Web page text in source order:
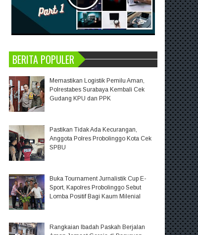
BERITA POPULER
Memastikan Logistik Pemilu Aman,
Polrestabes Surabaya Kembali Cek
Gudang KPU dan PPK
Pastikan Tidak Ada Kecurangan,
Anggota Polres Probolinggo Kota Cek
SPBU
Buka Tournament Jurnalistik Cup E-
Sport, Kapolres Probolinggo Sebut
Lomba Positif Bagi Kaum Milenial
Rangkaian Ibadah Paskah Berjalan